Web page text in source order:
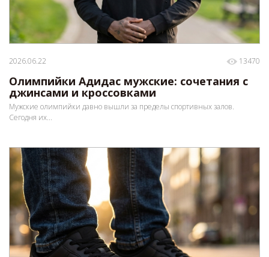
2026.06.22 13470
Олимпийки Адидас мужские: сочетания с
джинсами и кроссовками
Мужские олимпийки давно вышли за пределы спортивных залов.
Сегодня их...